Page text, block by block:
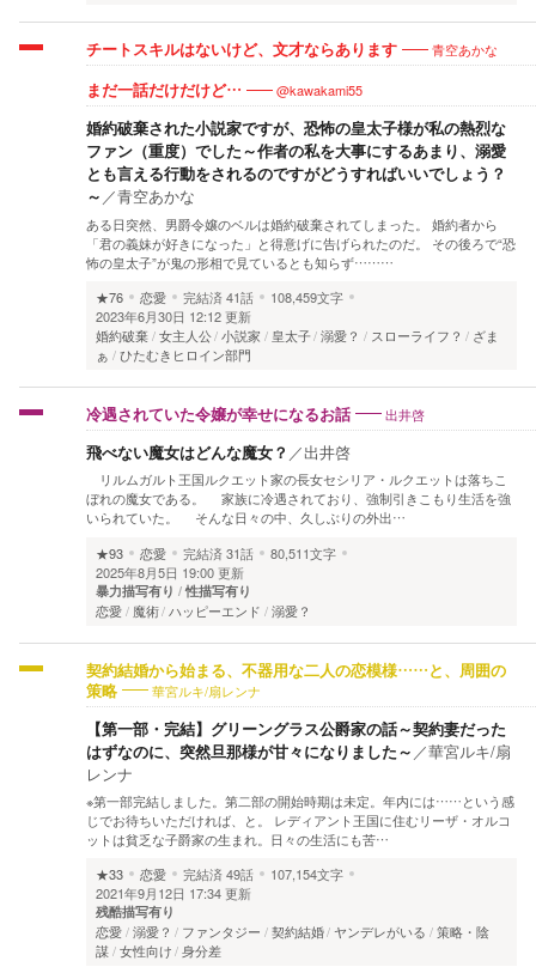
チートスキルはないけど、文才ならあります 青空あかな
まだ一話だけだけど… @kawakami55
婚約破棄された小説家ですが、恐怖の皇太子様が私の熱烈な
ファン（重度）でした～作者の私を大事にするあまり、溺愛
とも言える行動をされるのですがどうすればいいでしょう？
～ ／青空あかな
ある日突然、男爵令嬢のベルは婚約破棄されてしまった。 婚約者から
「君の義妹が好きになった」と得意げに告げられたのだ。 その後ろで“恐
怖の皇太子”が鬼の形相で見ているとも知らず………
★76
恋愛 完結済41話
108,459文字
2023年6月30日 12:12 更新
婚約破棄 女主人公 小説家 皇太子 溺愛？ スローライフ？
ざま
ぁ
ひたむきヒロイン部門
冷遇されていた令嬢が幸せになるお話 出井啓
飛べない魔女はどんな魔女？ ／出井啓
リルムガルト王国ルクエット家の長女セシリア・ルクエットは落ちこ
ぼれの魔女である。 家族に冷遇されており、強制引きこもり生活を強
いられていた。 そんな日々の中、久しぶりの外出…
★93
恋愛 完結済31話
80,511文字
2025年8月5日 19:00 更新
暴力描写有り 性描写有り
恋愛 魔術 ハッピーエンド 溺愛？
契約結婚から始まる、不器用な二人の恋模様……と、周囲の
策略
華宮ルキ/扇レンナ
【第一部・完結】グリーングラス公爵家の話～契約妻だった
はずなのに、突然旦那様が甘々になりました～ ／華宮ルキ/扇
レンナ
※第一部完結しました。第二部の開始時期は未定。年内には……という感
じでお待ちいただければ、と。 レディアント王国に住むリーザ・オルコ
ットは貧乏な子爵家の生まれ。日々の生活にも苦…
★33
恋愛 完結済49話
107,154文字
2021年9月12日 17:34 更新
残酷描写有り
恋愛 溺愛？ ファンタジー 契約結婚 ヤンデレがいる
策略・陰
謀 女性向け 身分差